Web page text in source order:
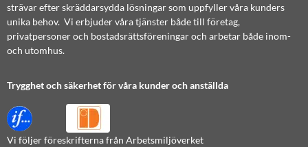
strävar efter skräddarsydda lösningar som uppfyller våra kunders
unika behov. Vi erbjuder våra tjänster både till företag,
privatpersoner och bostadsrättsföreningar och arbetar både inom-
och utomhus.
Trygghet och säkerhet för våra kunder och anställda
Vi följer föreskrifterna från Arbetsmiljöverket